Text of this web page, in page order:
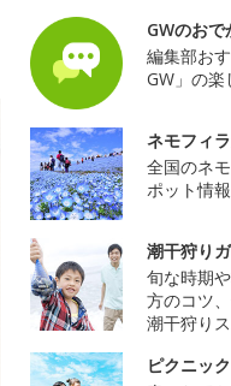
GWのお
編集部お
GW」の楽
ネモフィ
全国のネ
ポット情
潮干狩り
旬な時期
方のコツ
潮干狩り
ピクニッ